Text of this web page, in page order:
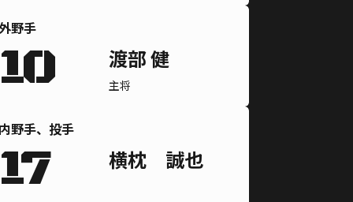
野手
渡部 健
主将
野手、投手
横枕 誠也